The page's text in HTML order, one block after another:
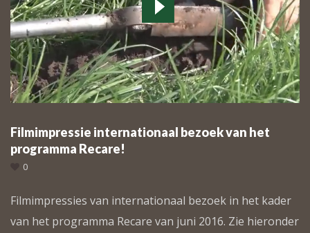
Filmimpressie internationaal bezoek van het
programma Recare!
0
Filmimpressies van internationaal bezoek in het kader
van het programma Recare van juni 2016. Zie hieronder